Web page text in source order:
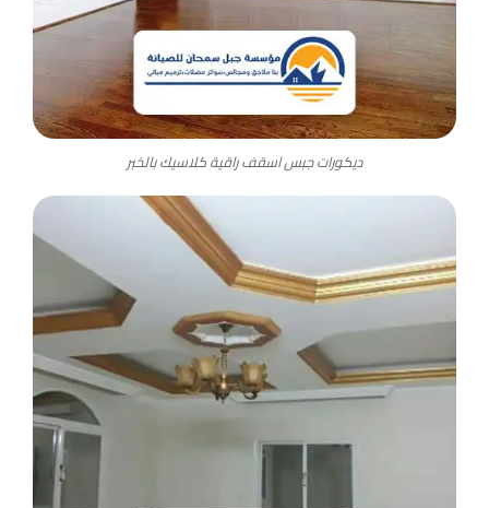
ديكورات جبس اسقف راقية كلاسيك بالخبر